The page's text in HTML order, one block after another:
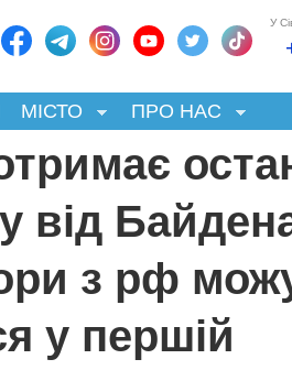
У
МІСТО ПРО НАС
від
з рф
у першій